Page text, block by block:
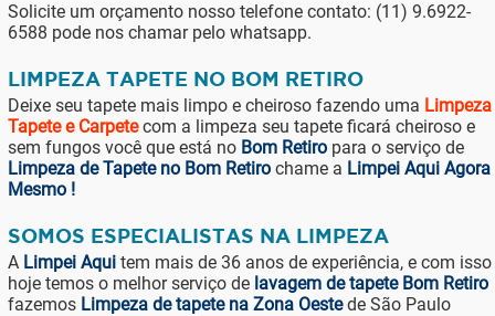
Solicite um orçamento nosso telefone contato: (11) 9.6922-
6588 pode nos chamar pelo whatsapp.
LIMPEZA TAPETE NO BOM RETIRO
Deixe seu tapete mais limpo e cheiroso fazendo uma Limpeza
Tapete e Carpetecom a limpeza seu tapete ficará cheiroso e
sem fungos você que está no Bom Retiropara o serviço de
Limpeza de Tapete no Bom Retirochame a Limpei Aqui Agora
Mesmo !
SOMOS ESPECIALISTAS NA LIMPEZA
A Limpei Aquitem mais de 36 anos de experiência, e com isso
hoje temos o melhor serviço de lavagem de tapete Bom Retiro
fazemos Limpeza de tapete na Zona Oestede São Paulo